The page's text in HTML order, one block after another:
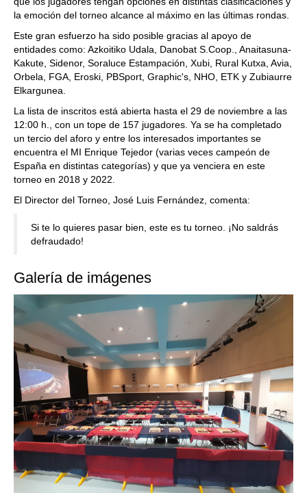
la emoción del torneo alcance al máximo en las últimas rondas.
Este gran esfuerzo ha sido posible gracias al apoyo de
entidades como: Azkoitiko Udala, Danobat S.Coop., Anaitasuna-
Kakute, Sidenor, Soraluce Estampación, Xubi, Rural Kutxa, Avia,
Orbela, FGA, Eroski, PBSport, Graphic's, NHO, ETK y Zubiaurre
Elkargunea.
La lista de inscritos está abierta hasta el 29 de noviembre a las
12:00 h., con un tope de 157 jugadores. Ya se ha completado
un tercio del aforo y entre los interesados importantes se
encuentra el MI Enrique Tejedor (varias veces campeón de
España en distintas categorías) y que ya venciera en este
torneo en 2018 y 2022.
El Director del Torneo, José Luis Fernández, comenta:
Si te lo quieres pasar bien, este es tu torneo. ¡No saldrás
defraudado!
Galería de imágenes